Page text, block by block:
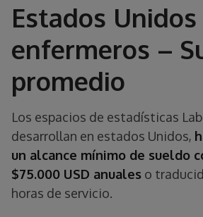
Estados
enfermeros –
promedio
Los espacios de estadísticas
desarrollan en estados Unidos,
un alcance mínimo de sueldo
$75.000 USD anuales o
horas de servicio.